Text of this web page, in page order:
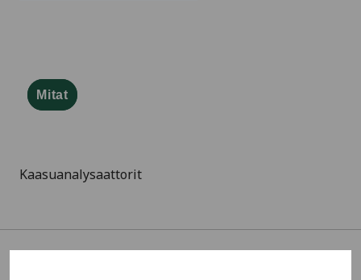
Mitat
Kaasuanalysaattorit